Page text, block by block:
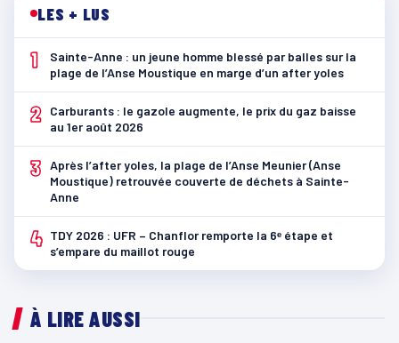
LES + LUS
1
Sainte-Anne : un jeune homme blessé par balles sur la
plage de l’Anse Moustique en marge d’un after yoles
2
Carburants : le gazole augmente, le prix du gaz baisse
au 1er août 2026
3 Après l’after yoles, la plage de l’Anse Meunier (Anse
Moustique) retrouvée couverte de déchets à Sainte-
Anne
4 TDY 2026 : UFR – Chanflor remporte la 6ᵉ étape et
s’empare du maillot rouge
À LIRE AUSSI